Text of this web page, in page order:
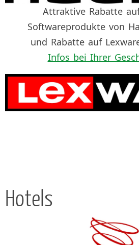
Attraktive Rabatte
Softwareprodukte von
und Rabatte auf
Infos bei Ihrer
Hotels